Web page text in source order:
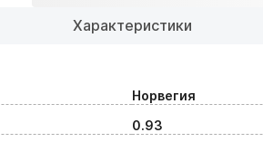
Характеристики
Норвегия
0.93